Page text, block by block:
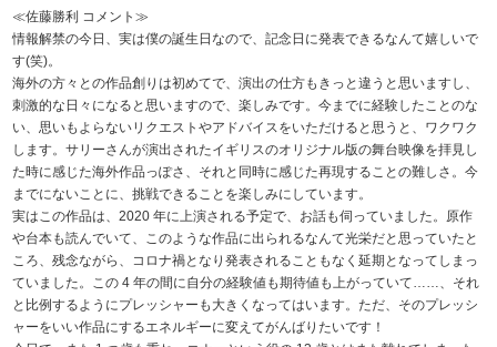
≪佐藤勝利 コメント≫
情報解禁の今日、実は僕の誕生日なので、記念日に発表できるなんて嬉しいで
す(笑)。
海外の方々との作品創りは初めてで、演出の仕方もきっと違うと思いますし、
刺激的な日々になると思いますので、楽しみです。今までに経験したことのな
い、思いもよらないリクエストやアドバイスをいただけると思うと、ワクワク
します。サリーさんが演出されたイギリスのオリジナル版の舞台映像を拝見し
た時に感じた海外作品っぽさ、それと同時に感じた再現することの難しさ。今
までにないことに、挑戦できることを楽しみにしています。
実はこの作品は、2020 年に上演される予定で、お話も伺っていました。原作
や台本も読んでいて、このような作品に出られるなんて光栄だと思っていたと
ころ、残念ながら、コロナ禍となり発表されることもなく延期となってしまっ
ていました。この 4 年の間に自分の経験値も期待値も上がっていて……、それ
と比例するようにプレッシャーも大きくなってはいます。ただ、そのプレッシ
ャーをいい作品にするエネルギーに変えてがんばりたいです！